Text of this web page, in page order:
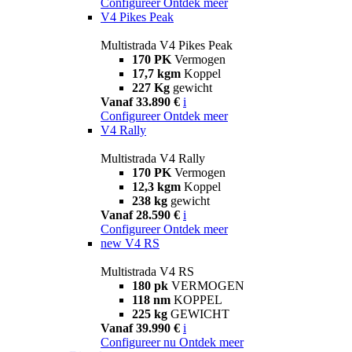
V4 Pikes Peak
Multistrada V4 Pikes Peak
170 PK Vermogen
17,7 kgm Koppel
227 Kg gewicht
Vanaf 33.890 € i
Configureer Ontdek meer
V4 Rally
Multistrada V4 Rally
170 PK Vermogen
12,3 kgm Koppel
238 kg gewicht
Vanaf 28.590 € i
Configureer Ontdek meer
new V4 RS
Multistrada V4 RS
180 pk VERMOGEN
118 nm KOPPEL
225 kg GEWICHT
Vanaf 39.990 € i
Configureer nu Ontdek meer